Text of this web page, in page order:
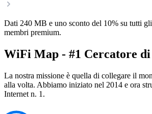
Dati 240 MB e uno sconto del 10% su tutti
membri premium.
WiFi Map - #1 Cercatore
La nostra missione è quella di collegare il
alla volta. Abbiamo iniziato nel 2014 e ora
Internet n. 1.